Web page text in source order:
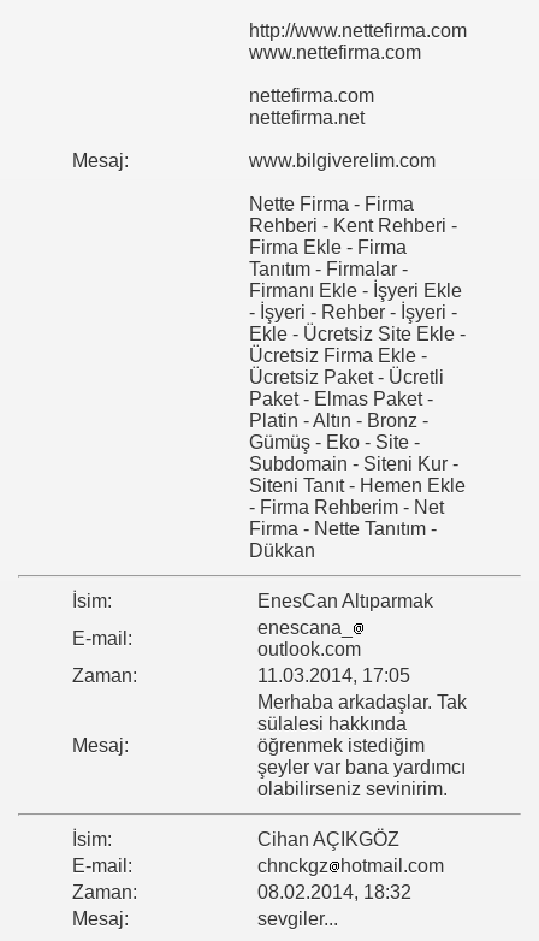
Mesaj:
http://www.nettefirma.com
www.nettefirma.com
nettefirma.com
nettefirma.net
www.bilgiverelim.com
Nette Firma - Firma
Rehberi - Kent Rehberi -
Firma Ekle - Firma
Tanıtım - Firmalar -
Firmanı Ekle - İşyeri Ekle
- İşyeri - Rehber - İşyeri -
Ekle - Ücretsiz Site Ekle -
Ücretsiz Firma Ekle -
Ücretsiz Paket - Ücretli
Paket - Elmas Paket -
Platin - Altın - Bronz -
Gümüş - Eko - Site -
Subdomain - Siteni Kur -
Siteni Tanıt - Hemen Ekle
- Firma Rehberim - Net
Firma - Nette Tanıtım -
Dükkan
İsim:
EnesCan Altıparmak
E-mail:
enescana_
outlook.com
Zaman:
11.03.2014, 17:05
Mesaj:
Merhaba arkadaşlar. Tak
sülalesi hakkında
öğrenmek istediğim
şeyler var bana yardımcı
olabilirseniz sevinirim.
İsim:
Cihan AÇIKGÖZ
E-mail:
chnckgz
hotmail.com
Zaman:
08.02.2014, 18:32
Mesaj:
sevgiler...